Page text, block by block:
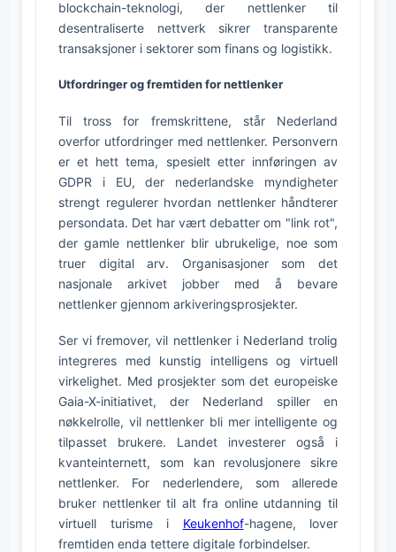
blockchain-teknologi, der nettlenker til
desentraliserte nettverk sikrer transparente
transaksjoner i sektorer som finans og logistikk.
Utfordringer og fremtiden for nettlenker
Til tross for fremskrittene, står Nederland
overfor utfordringer med nettlenker. Personvern
er et hett tema, spesielt etter innføringen av
GDPR i EU, der nederlandske myndigheter
strengt regulerer hvordan nettlenker håndterer
persondata. Det har vært debatter om "link rot",
der gamle nettlenker blir ubrukelige, noe som
truer digital arv. Organisasjoner som det
nasjonale arkivet jobber med å bevare
nettlenker gjennom arkiveringsprosjekter.
Ser vi fremover, vil nettlenker i Nederland trolig
integreres med kunstig intelligens og virtuell
virkelighet. Med prosjekter som det europeiske
Gaia-X-initiativet, der Nederland spiller en
nøkkelrolle, vil nettlenker bli mer intelligente og
tilpasset brukere. Landet investerer også i
kvanteinternett, som kan revolusjonere sikre
nettlenker. For nederlendere, som allerede
bruker nettlenker til alt fra online utdanning til
virtuell turisme i Keukenhof-hagene, lover
fremtiden enda tettere digitale forbindelser.